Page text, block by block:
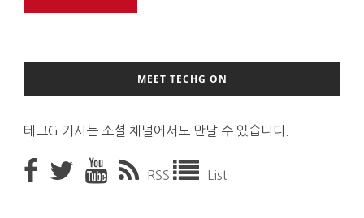
MEET TECHG ON
테크G 기사는 소셜 채널에서도 만날 수 있습니다.
RSS List